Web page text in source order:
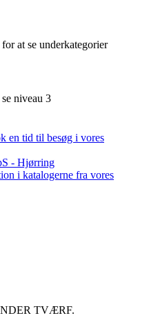
at se underkategorier
niveau 3
en tid til besøg i vores
- Hjørring
i katalogerne fra vores
TVÆRF.